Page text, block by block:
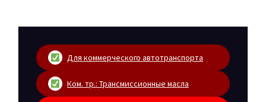
Для коммерческого автотранспорта
Ком. тр.: Трансмиссионные масла